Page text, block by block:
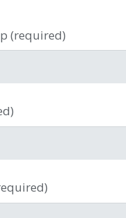
(required)